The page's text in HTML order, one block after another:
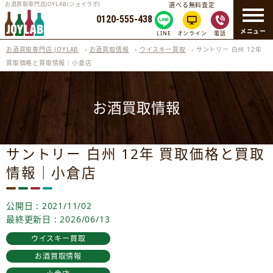
メニュー
お酒買取専門店JOYLAB(ジョイラボ)
0120-555-438
選べる無料査定
LINE オンライン 電話
お酒買取専門店 JOYLAB › お酒買取情報 › ウイスキー買取 › サントリー 白州 12年
買取価格と買取情報｜小倉店
お酒買取情報
サントリー 白州 12年 買取価格と買取
情報｜小倉店
公開日 : 2021/11/02
最終更新日 : 2026/06/13
ウイスキー買取
お酒買取情報